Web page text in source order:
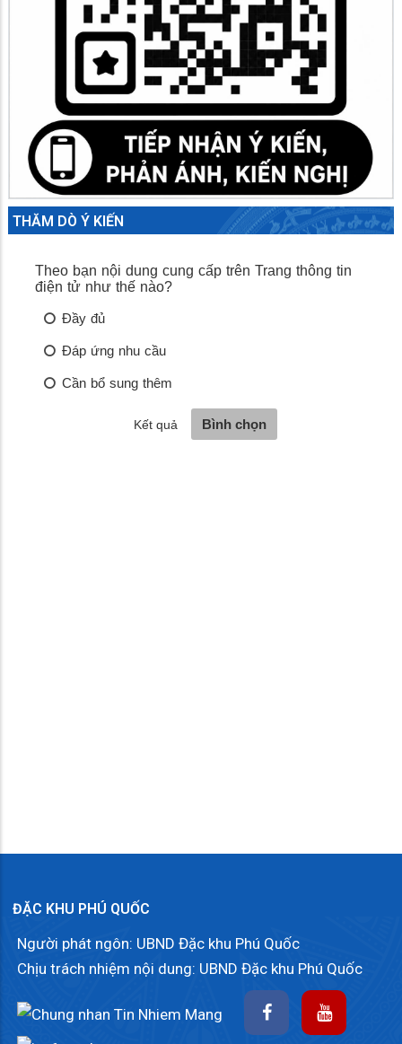
THĂM DÒ Ý KIẾN
ĐẶC KHU PHÚ QUỐC
Người phát ngôn: UBND Đặc khu Phú Quốc
Chịu trách nhiệm nội dung: UBND Đặc khu Phú Quốc